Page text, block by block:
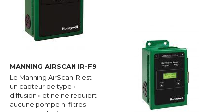
MANNING AIRSCAN IR-F9
Le Manning AirScan iR est
un capteur de type «
diffusion » et ne ne requiert
aucune pompe ni filtres